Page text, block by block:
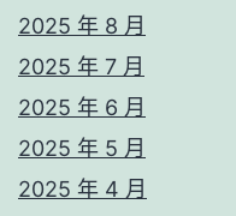
2025 年 8 月
2025 年 7 月
2025 年 6 月
2025 年 5 月
2025 年 4 月